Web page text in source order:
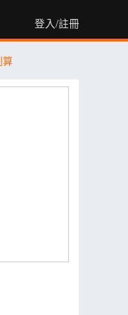
登入/註冊
算